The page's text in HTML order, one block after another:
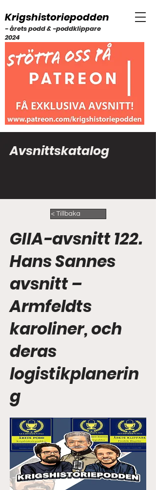
Krigshistoriepodden
- årets podd & -poddklippare
2024
Avsnittskatalog
< Tillbaka
GIIA-avsnitt 122.
Hans Sannes
avsnitt –
Armfeldts
karoliner, och
deras
logistikplanerin
g